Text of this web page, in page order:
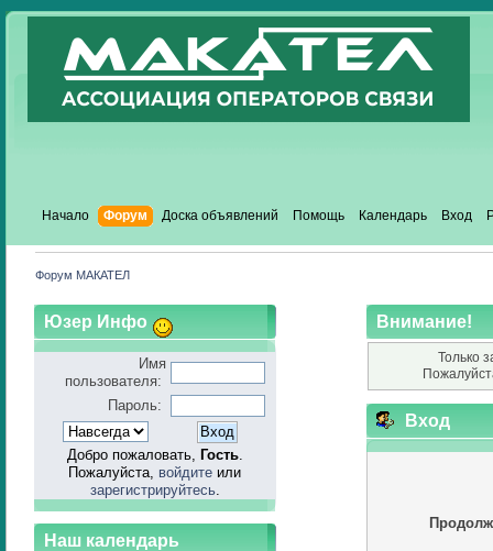
Начало Форум Доска объявлений Помощь Календарь Вход
Форум МАКАТЕЛ
Юзер Инфо
Имя
пользователя:
Пароль:
Добро пожаловать, Гость.
Пожалуйста, войдите или
зарегистрируйтесь.
Наш календарь
Внимание!
Только
Вход